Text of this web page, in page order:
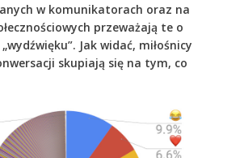
w komunikatorach oraz na
przeważają te o
Jak widać, miłośnicy
skupiają się na tym, co